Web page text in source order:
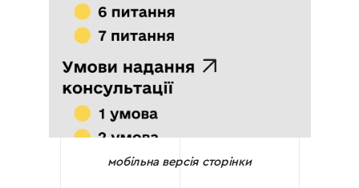
мобільна версія сторінки